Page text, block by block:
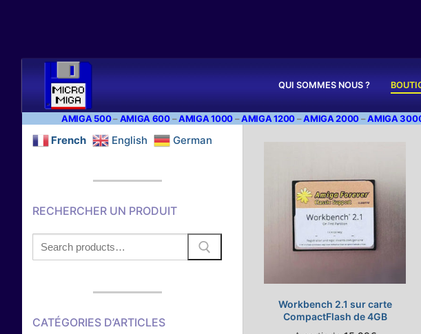
Aller
contenu
QUI SOMMES NOUS ?
AMIGA 500–AMIGA 600–AMIGA 1000–AMIGA 1200–AMIGA 2000–AMIGA
Workbench 2.1 sur carte
CompactFlash de 4GB
French English German
RECHERCHER UN PRODUIT
Search
for:
CATÉGORIES D’ARTICLES